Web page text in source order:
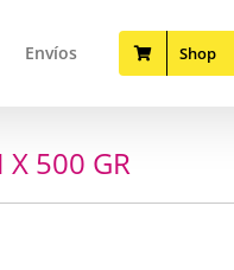
Envíos Shop
X 500 GR